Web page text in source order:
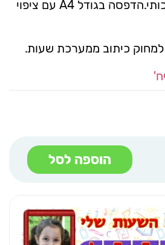
על גבי נייר כרומו איכותי.הדפסה בגודל A4 עם ציפוי
כיתוב ממערכת שעות.
הוספה לסל